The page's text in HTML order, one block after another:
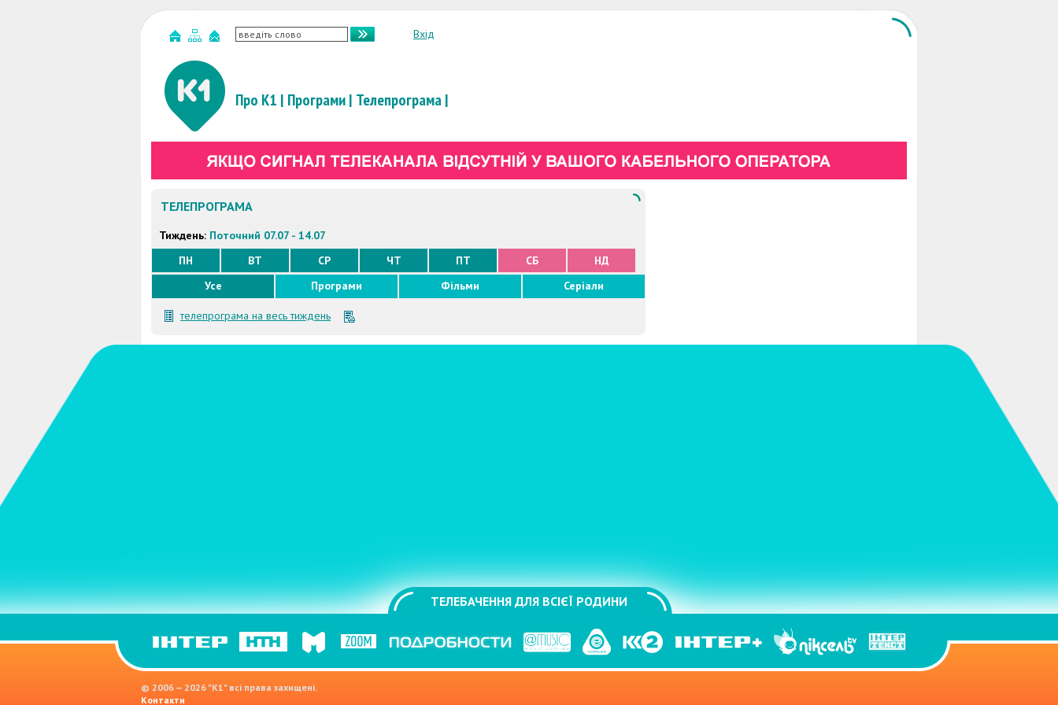
Вхід
Про К1 | Програми| Телепрограма|
ТЕЛЕПРОГРАМА
Тиждень: Поточний 07.07 - 14.07
ПН
ВТ СР ЧТ ПТ СБ
НД
Усе
Програми Фільми Серіали
телепрограма на весь тиждень
ТЕЛЕБАЧЕННЯ ДЛЯ ВСІЄЇ РОДИНИ
© 2006 — 2026 "K1" всі права захищені.
Контакти